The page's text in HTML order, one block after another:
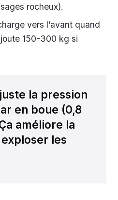
rocheux).
vers l’avant quand
150-300 kg si
la pression
en boue (0,8
améliore la
les